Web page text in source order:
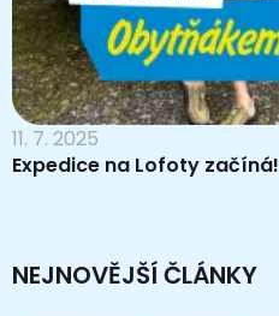
11. 7. 2025
Expedice na Lofoty začíná!
NEJNOVĚJŠÍ ČLÁNKY